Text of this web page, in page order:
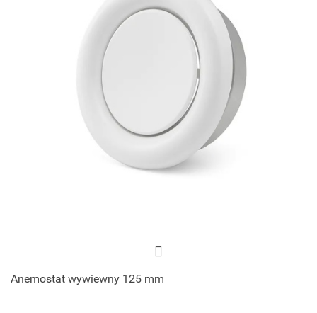
Anemostat wywiewny 125 mm